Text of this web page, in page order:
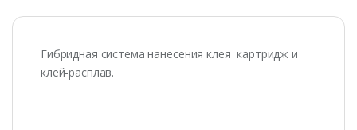
Гибридная система нанесения клея картридж и
клей-расплав.